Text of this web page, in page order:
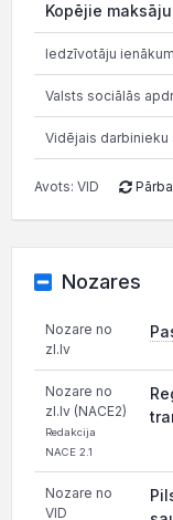
Kopējie
Iedzīvotāju
Valsts sociālās
Vidējais darbinieku
Avots: VID
Nozares
Nozare no
zl.lv
Nozare no
zl.lv (NACE2)
Redakcija
NACE 2.1
Nozare no
VID